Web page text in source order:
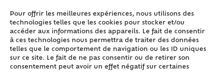
Pour offrir les meilleures expériences, nous utilisons des
technologies telles que les cookies pour stocker et/ou
accéder aux informations des appareils. Le fait de consentir
à ces technologies nous permettra de traiter des données
telles que le comportement de navigation ou les ID uniques
sur ce site. Le fait de ne pas consentir ou de retirer son
consentement peut avoir un effet négatif sur certaines
ACCÈS RAPIDE
Accueil
Contact
Plan du site